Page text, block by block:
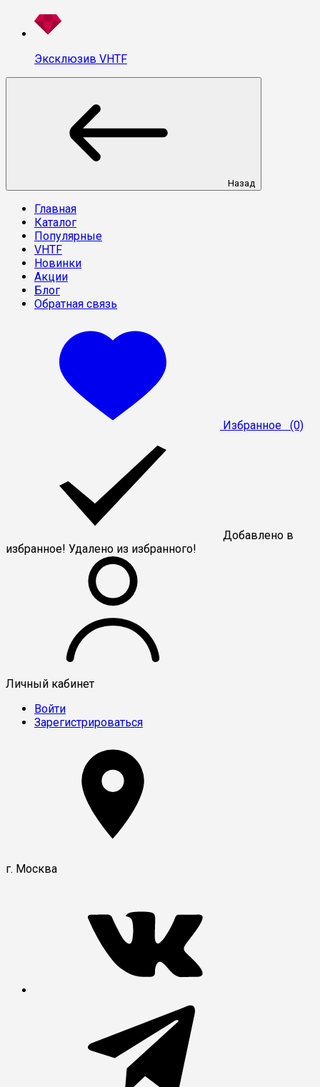
Эксклюзив VHTF
Назад
Главная
Каталог
Популярные
VHTF
Новинки
Акции
Блог
Обратная связь
Избранное (0)
Добавлено в
избранное! Удалено из избранного!
Личный кабинет
Войти
Зарегистрироваться
г. Москва